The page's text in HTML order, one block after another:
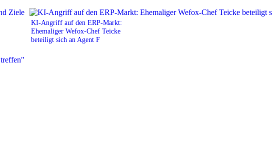
KI-Angriff auf den ERP-Markt:
Ehemaliger Wefox-Chef Teicke
beteiligt sich an Agent F